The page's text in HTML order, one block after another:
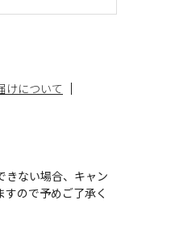
けについて
きない場合、キャン
ので予めご了承く